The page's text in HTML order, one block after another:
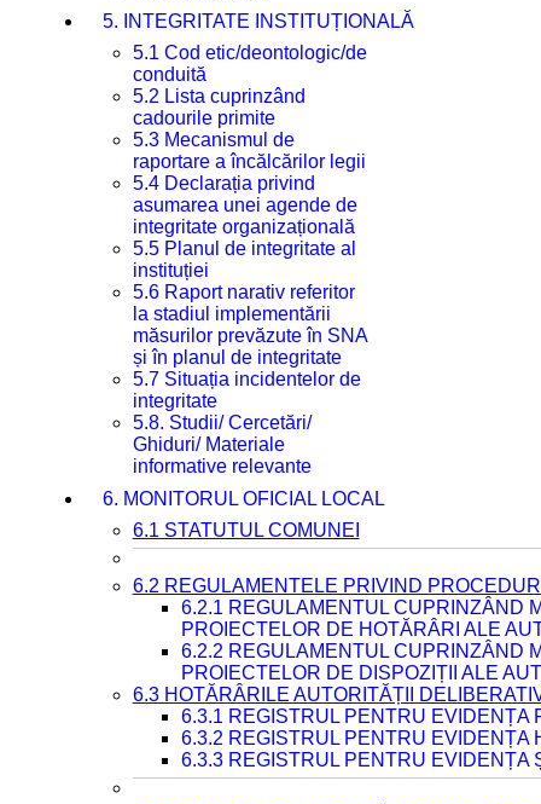
5. INTEGRITATE INSTITUȚIONALĂ
5.1 Cod etic/deontologic/de
conduită
5.2 Lista cuprinzând
cadourile primite
5.3 Mecanismul de
raportare a încălcărilor legii
5.4 Declarația privind
asumarea unei agende de
integritate organizațională
5.5 Planul de integritate al
instituției
5.6 Raport narativ referitor
la stadiul implementării
măsurilor prevăzute în SNA
și în planul de integritate
5.7 Situația incidentelor de
integritate
5.8. Studii/ Cercetări/
Ghiduri/ Materiale
informative relevante
6. MONITORUL OFICIAL LOCAL
6.1 STATUTUL COMUNEI
6.2 REGULAMENTELE PRIVIND
6.2.1 REGULAMENTUL CUPRINZÂND
PROIECTELOR DE HOTĂRÂRI ALE
6.2.2 REGULAMENTUL CUPRINZÂND
PROIECTELOR DE DISPOZIȚII ALE
6.3 HOTĂRÂRILE AUTORITĂȚII
6.3.1 REGISTRUL PENTRU EVIDENȚA
6.3.2 REGISTRUL PENTRU EVIDENȚA
6.3.3 REGISTRUL PENTRU EVIDENȚA